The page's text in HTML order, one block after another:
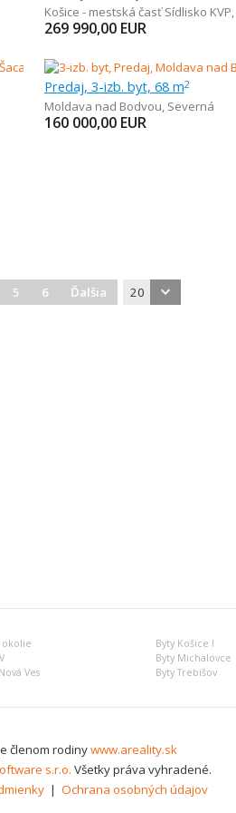
Košice - mestská časť Sídlisko KVP,
269 990,00 EUR
Predaj, 3-izb. byt, 68 m2
Moldava nad Bodvou, Severná
160 000,00 EUR
5 6 Ďalšia 20
okolie
Byty Košice I
Byty Michalovce
Ves Byty Trebišov
členom rodinywww.areality.sk
s.r.o. Všetky práva vyhradené.
| Ochrana osobných údajov